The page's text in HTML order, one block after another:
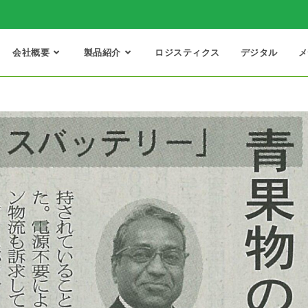
会社概要 製品紹介 ロジスティクス デジタル